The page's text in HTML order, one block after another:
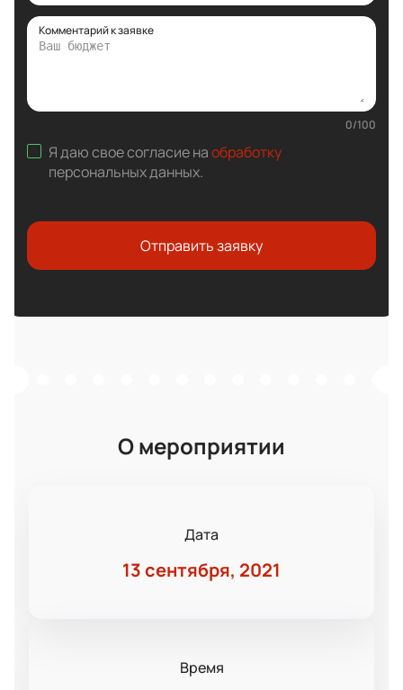
Комментарий к заявке
0/100
Я даю свое согласие наобработку
персональных данных.
Отправить заявку
О мероприятии
Дата
13 сентября, 2021
Время